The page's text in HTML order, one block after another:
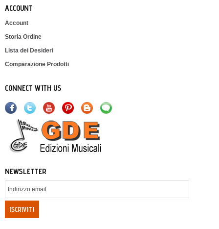
ACCOUNT
Account
Storia Ordine
Lista dei Desideri
Comparazione Prodotti
CONNECT WITH US
NEWSLETTER
ISCRIVITI